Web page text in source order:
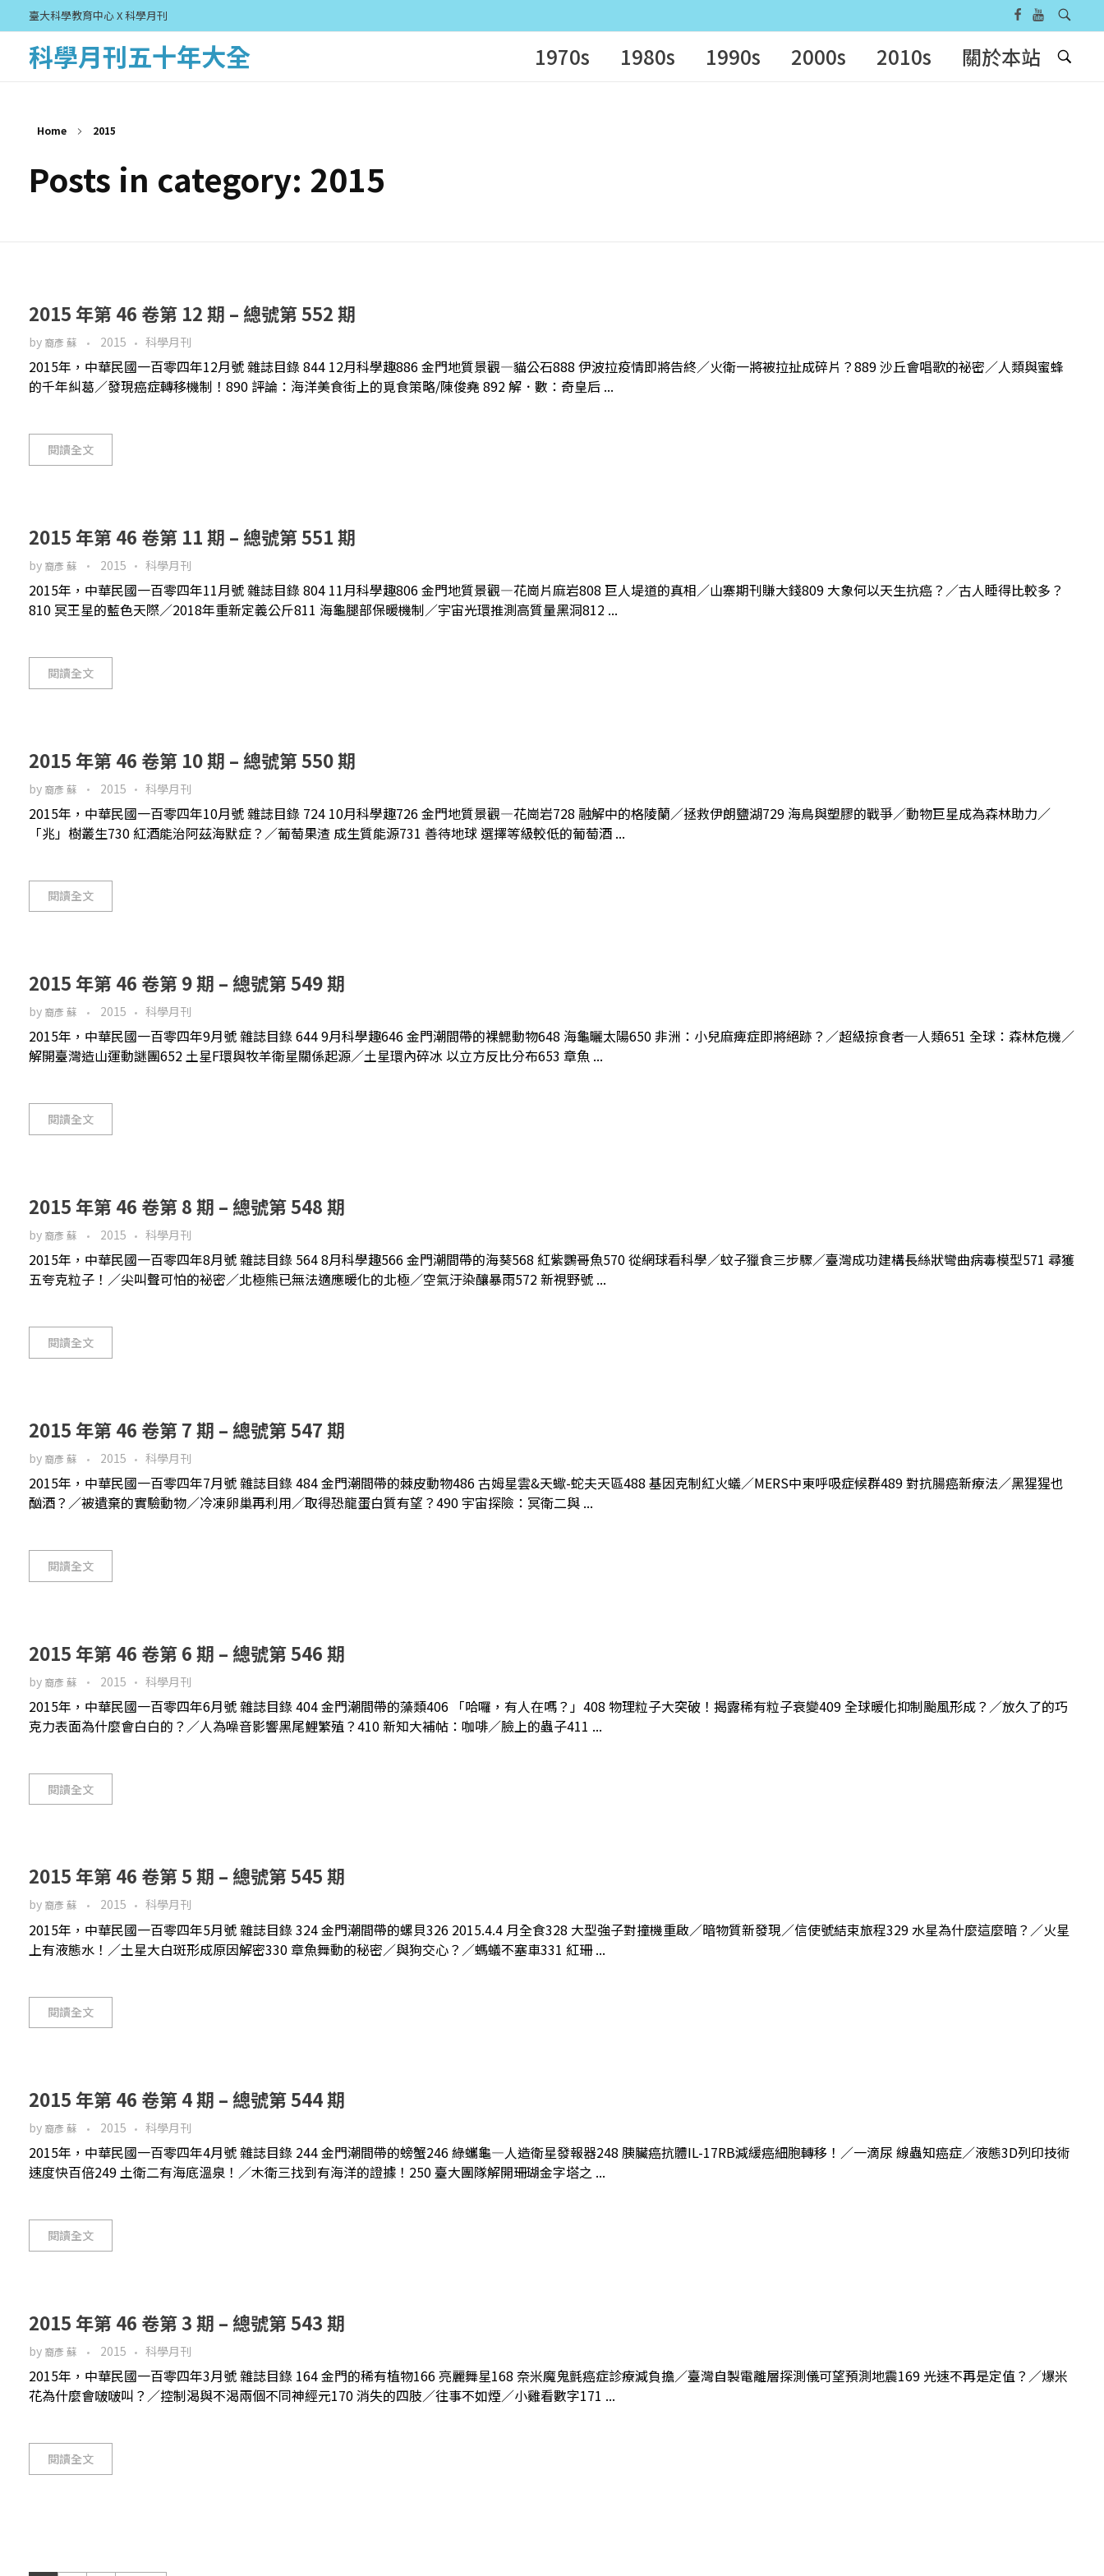
臺大科學教育中心 X 科學月刊
科學月刊五十年大全 1970s 1980s 1990s 2000s 2010s 關於本站
Home 2015
Posts in category: 2015
2015 年第 46 卷第 12 期 – 總號第 552 期
by 裔彥 蘇 2015 科學月刊
2015年，中華民國一百零四年12月號 雜誌目錄 844 12月科學趣886 金門地質景觀—貓公石888 伊波拉疫情即將告終／火衛一將被拉扯成碎片？889 沙丘會唱歌的祕密／人類與蜜蜂
的千年糾葛／發現癌症轉移機制！890 評論：海洋美食街上的覓食策略/陳俊堯 892 解．數：奇皇后 ...
閱讀全文
2015 年第 46 卷第 11 期 – 總號第 551 期
by 裔彥 蘇 2015 科學月刊
2015年，中華民國一百零四年11月號 雜誌目錄 804 11月科學趣806 金門地質景觀—花崗片麻岩808 巨人堤道的真相／山寨期刊賺大錢809 大象何以天生抗癌？／古人睡得比較多？
810 冥王星的藍色天際／2018年重新定義公斤811 海龜腿部保暖機制／宇宙光環推測高質量黑洞812 ...
閱讀全文
2015 年第 46 卷第 10 期 – 總號第 550 期
by 裔彥 蘇 2015 科學月刊
2015年，中華民國一百零四年10月號 雜誌目錄 724 10月科學趣726 金門地質景觀—花崗岩728 融解中的格陵蘭／拯救伊朗鹽湖729 海鳥與塑膠的戰爭／動物巨星成為森林助力／
「兆」樹叢生730 紅酒能治阿茲海默症？／葡萄果渣 成生質能源731 善待地球 選擇等級較低的葡萄酒 ...
閱讀全文
2015 年第 46 卷第 9 期 – 總號第 549 期
by 裔彥 蘇 2015 科學月刊
2015年，中華民國一百零四年9月號 雜誌目錄 644 9月科學趣646 金門潮間帶的裸鰓動物648 海龜曬太陽650 非洲：小兒麻痺症即將絕跡？／超級掠食者─人類651 全球：森林危機／
解開臺灣造山運動謎團652 土星F環與牧羊衛星關係起源／土星環內碎冰 以立方反比分布653 章魚 ...
閱讀全文
2015 年第 46 卷第 8 期 – 總號第 548 期
by 裔彥 蘇 2015 科學月刊
2015年，中華民國一百零四年8月號 雜誌目錄 564 8月科學趣566 金門潮間帶的海葵568 紅紫鸚哥魚570 從網球看科學／蚊子獵食三步驟／臺灣成功建構長絲狀彎曲病毒模型571 尋獲
五夸克粒子！／尖叫聲可怕的祕密／北極熊已無法適應暖化的北極／空氣汙染釀暴雨572 新視野號 ...
閱讀全文
2015 年第 46 卷第 7 期 – 總號第 547 期
by 裔彥 蘇 2015 科學月刊
2015年，中華民國一百零四年7月號 雜誌目錄 484 金門潮間帶的棘皮動物486 古姆星雲&天蠍-蛇夫天區488 基因克制紅火蟻／MERS中東呼吸症候群489 對抗腸癌新療法／黑猩猩也
酗酒？／被遺棄的實驗動物／冷凍卵巢再利用／取得恐龍蛋白質有望？490 宇宙探險：冥衛二與 ...
閱讀全文
2015 年第 46 卷第 6 期 – 總號第 546 期
by 裔彥 蘇 2015 科學月刊
2015年，中華民國一百零四年6月號 雜誌目錄 404 金門潮間帶的藻類406 「哈囉，有人在嗎？」408 物理粒子大突破！揭露稀有粒子衰變409 全球暖化抑制颱風形成？／放久了的巧
克力表面為什麼會白白的？／人為噪音影響黑尾鯉繁殖？410 新知大補帖：咖啡／臉上的蟲子411 ...
閱讀全文
2015 年第 46 卷第 5 期 – 總號第 545 期
by 裔彥 蘇 2015 科學月刊
2015年，中華民國一百零四年5月號 雜誌目錄 324 金門潮間帶的螺貝326 2015.4.4 月全食328 大型強子對撞機重啟／暗物質新發現／信使號結束旅程329 水星為什麼這麼暗？／火星
上有液態水！／土星大白斑形成原因解密330 章魚舞動的秘密／與狗交心？／螞蟻不塞車331 紅珊 ...
閱讀全文
2015 年第 46 卷第 4 期 – 總號第 544 期
by 裔彥 蘇 2015 科學月刊
2015年，中華民國一百零四年4月號 雜誌目錄 244 金門潮間帶的螃蟹246 綠蠵龜—人造衛星發報器248 胰臟癌抗體IL-17RB減緩癌細胞轉移！／一滴尿 線蟲知癌症／液態3D列印技術
速度快百倍249 土衛二有海底溫泉！／木衛三找到有海洋的證據！250 臺大團隊解開珊瑚金字塔之 ...
閱讀全文
2015 年第 46 卷第 3 期 – 總號第 543 期
by 裔彥 蘇 2015 科學月刊
2015年，中華民國一百零四年3月號 雜誌目錄 164 金門的稀有植物166 亮麗舞星168 奈米魔鬼氈癌症診療減負擔／臺灣自製電離層探測儀可望預測地震169 光速不再是定值？／爆米
花為什麼會啵啵叫？／控制渴與不渴兩個不同神經元170 消失的四肢／往事不如煙／小雞看數字171 ...
閱讀全文